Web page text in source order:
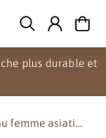
plus durable et
femme asiati…